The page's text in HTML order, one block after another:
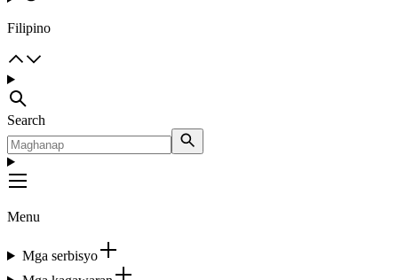
Filipino
Search
Menu
Mga serbisyo